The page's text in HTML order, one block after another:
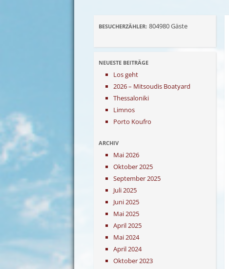
BESUCHERZÄHLER: 804980Gäste
NEUESTE BEITRÄGE
Los geht
2026 – Mitsoudis Boatyard
Thessaloniki
Limnos
Porto Koufro
ARCHIV
Mai 2026
Oktober 2025
September 2025
Juli 2025
Juni 2025
Mai 2025
April 2025
Mai 2024
April 2024
Oktober 2023